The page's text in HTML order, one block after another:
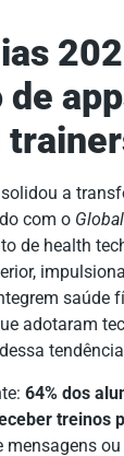
a
com o
de health
saúde
adotaram
64% dos
treinos
mensagens